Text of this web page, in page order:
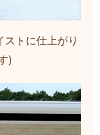
トに仕上がり
)